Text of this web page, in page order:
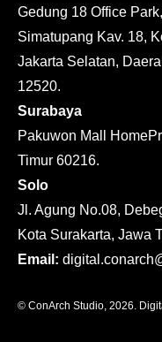
Gedung 18 Office
Simatupang Kav. 18,
Jakarta Selatan,
12520.
Surabaya
Pakuwon Mall
Timur 60216.
Solo
Jl. Agung No.08,
Kota Surakarta, Jawa
Email:
© ConArch Studio, 2026.